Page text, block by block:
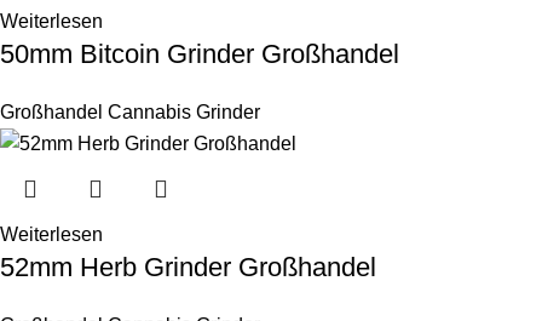
Weiterlesen
50mm Bitcoin Grinder Großhandel
Großhandel Cannabis Grinder
Weiterlesen
52mm Herb Grinder Großhandel